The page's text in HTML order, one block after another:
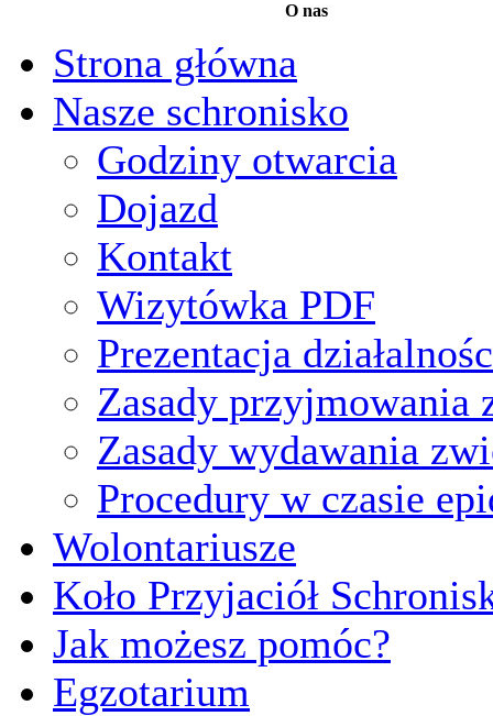
O nas
Strona główna
Nasze schronisko
Godziny otwarcia
Dojazd
Kontakt
Wizytówka PDF
Prezentacja
Zasady przyjmowania
Zasady wydawania
Procedury w czasie
Wolontariusze
Koło Przyjaciół
Jak możesz pomóc?
Egzotarium